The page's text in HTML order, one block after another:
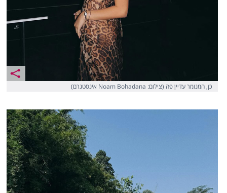
כן, המנומר עדיין פה (צילום: Noam Bohadana אינסטגרם)